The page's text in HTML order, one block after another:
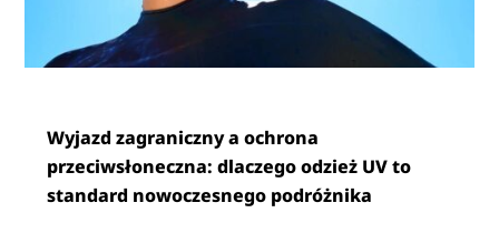
Wyjazd zagraniczny a ochrona
przeciwsłoneczna: dlaczego odzież UV to
standard nowoczesnego podróżnika